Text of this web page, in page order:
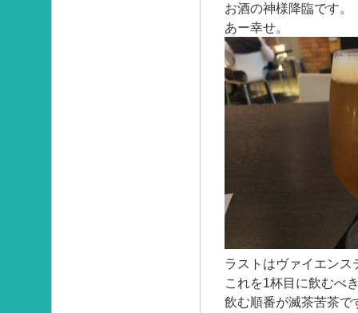
お酒の神様降臨です。
あー幸せ。
ラストはヴァイエン
これを1杯目に飲むべ
飲む順番が滅茶苦茶で